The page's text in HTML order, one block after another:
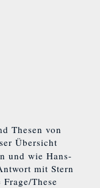
Thesen von
Übersicht
und wie Hans-
mit Stern
These